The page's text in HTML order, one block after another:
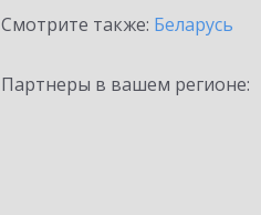
Смотрите также: Беларусь
Партнеры в вашем регионе: